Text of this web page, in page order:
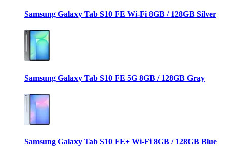
Samsung Galaxy Tab S10 FE Wi-Fi 8GB / 128GB Silver
Samsung Galaxy Tab S10 FE 5G 8GB / 128GB Gray
Samsung Galaxy Tab S10 FE+ Wi-Fi 8GB / 128GB Blue